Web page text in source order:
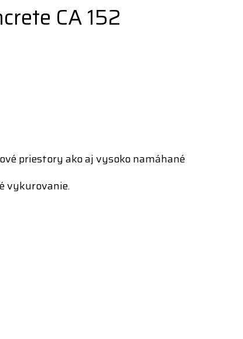
CA 152
priestory ako aj vysoko namáhané
vykurovanie.